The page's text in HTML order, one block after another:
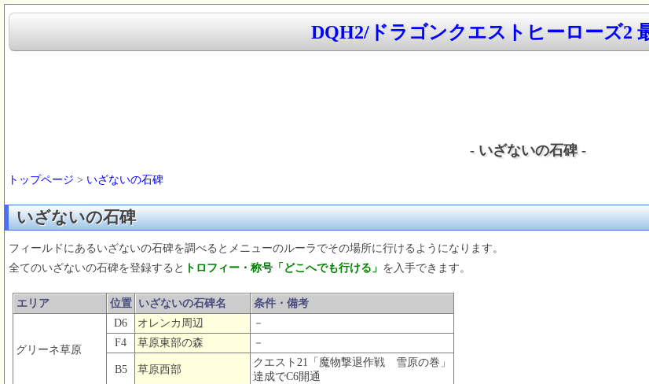
DQH2/ドラゴンクエストヒーローズ2
- いざないの石碑 -
トップページ > いざないの石碑
いざないの石碑
フィールドにあるいざないの石碑を調べるとメニューのルーラでその場所に行けるようになります。
全てのいざないの石碑を登録すると トロフィー・称号「どこへでも行ける」 を入手できます。
エリア 位置 いざないの石碑名 条件・備考
グリーネ草原
D6 オレンカ周辺
－
F4
草原東部の森 －
B5 草原西部
クエスト21「魔物撃退作戦 雪原の巻」
達成でC6開通